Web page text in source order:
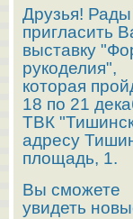
Друзья! Рады
пригласить
выставку
рукоделия",
которая
18 по 21
ТВК
адресу
площадь, 1.
Вы сможете
увидеть